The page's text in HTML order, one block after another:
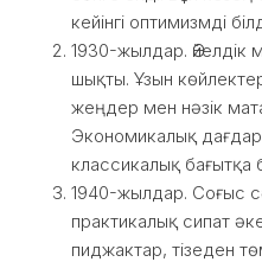
кейінгі оптимизмді
1930-жылдар. Әйелдік
шықты. Ұзын
жеңдер мен нәзік
Экономикалық
классикалық бағытқа
1940-жылдар. Соғыс
практикалық сипат
пиджактар, тізеден